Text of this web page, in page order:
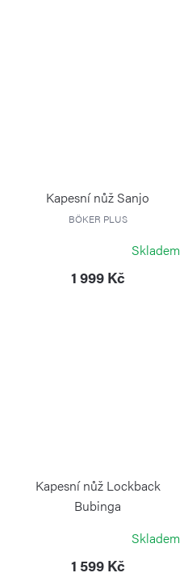
Kapesní nůž Sanjo
BÖKER PLUS
Skladem
1 999 Kč
Kapesní nůž Lockback
Bubinga
Skladem
1 599 Kč